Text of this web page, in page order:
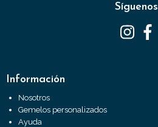
Síguenos
Información
Nosotros
Gemelos personalizados
Ayuda